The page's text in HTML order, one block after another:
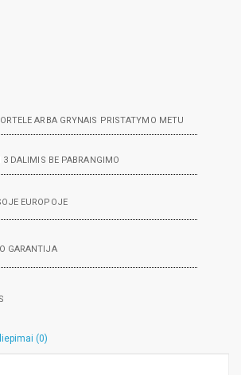
ARBA GRYNAIS PRISTATYMO METU
DALIMIS BE PABRANGIMO
EUROPOJE
GARANTIJA
(0)